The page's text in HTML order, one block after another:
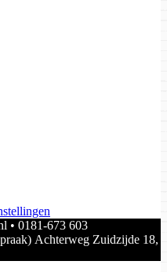
• 0181-673 603
Achterweg Zuidzijde 18,